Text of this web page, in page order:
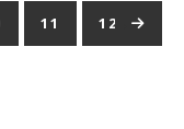
11 12